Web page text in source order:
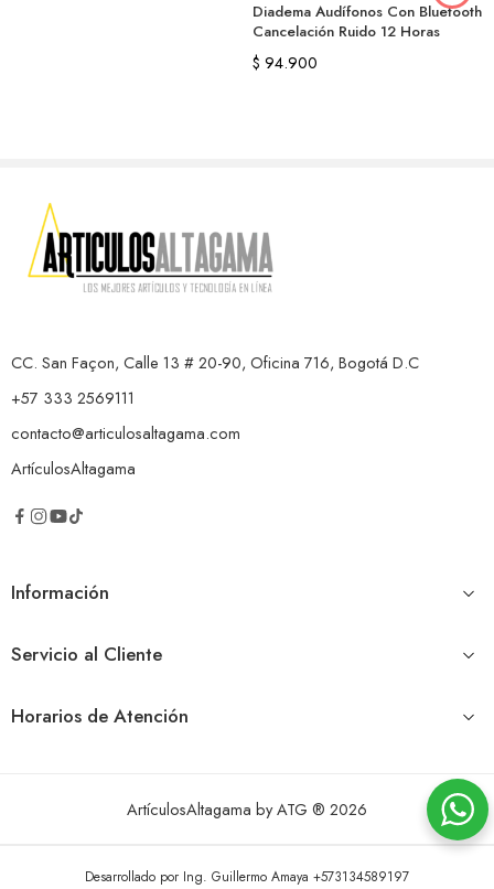
Diadema Audífonos Con Bluetooth
Cancelación Ruido 12 Horas
$ 94.900
CC. San Façon, Calle 13 # 20-90, Oficina 716, Bogotá D.C
+57 333 2569111
contacto@articulosaltagama.com
ArtículosAltagama
Información
Servicio al Cliente
Horarios de Atención
ArtículosAltagama by ATG ® 2026
Desarrollado por Ing. Guillermo Amaya +573134589197